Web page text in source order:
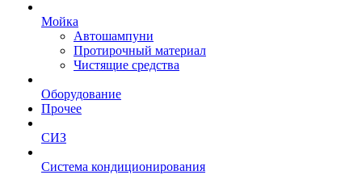
Мойка
Автошампуни
Протирочный материал
Чистящие средства
Оборудование
Прочее
СИЗ
Система кондиционирования